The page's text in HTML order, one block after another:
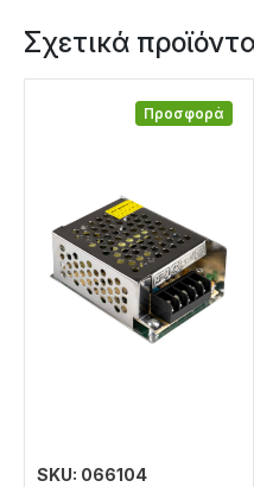
Σχετικά
Προσφορά
SKU: 066104